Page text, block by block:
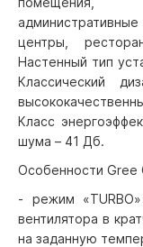
центры,
Настенный тип
Классический
Класс
шума – 41 Дб.
Особенности Gree
- режим
вентилятора в
на заданную